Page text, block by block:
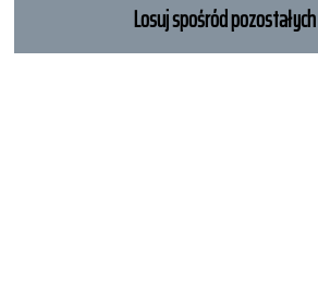
Losuj spośród